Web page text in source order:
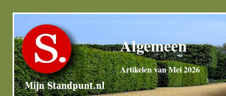
Algemeen
Artikelen van Mei 2026